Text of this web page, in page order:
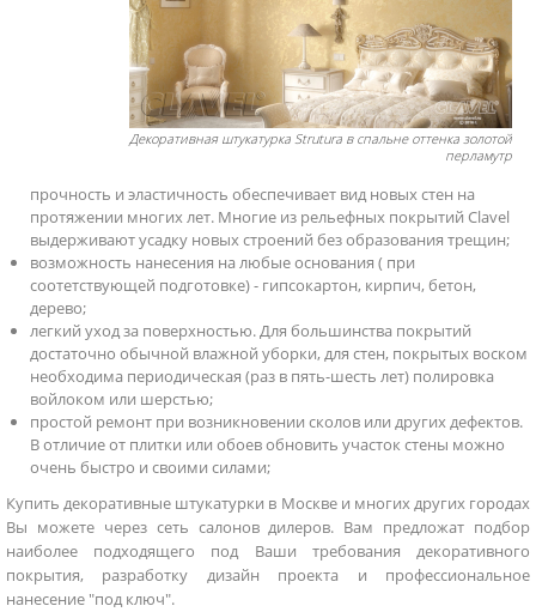
Декоративная штукатурка Strutura в спальне оттенка золотой
перламутр
прочность и эластичность обеспечивает вид новых стен на
протяжении многих лет. Многие из рельефных покрытий Clavel
выдерживают усадку новых строений без образования трещин;
возможность нанесения на любые основания ( при
соотетствующей подготовке) - гипсокартон, кирпич, бетон,
дерево;
легкий уход за поверхностью. Для большинства покрытий
достаточно обычной влажной уборки, для стен, покрытых воском
необходима периодическая (раз в пять-шесть лет) полировка
войлоком или шерстью;
простой ремонт при возникновении сколов или других дефектов.
В отличие от плитки или обоев обновить участок стены можно
очень быстро и своими силами;
Купить декоративные штукатурки в Москве и многих других городах
Вы можете через сеть салонов дилеров. Вам предложат подбор
наиболее подходящего под Ваши требования декоративного
покрытия, разработку дизайн проекта и профессиональное
нанесение "под ключ".